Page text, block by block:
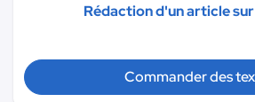
Rédaction d'un article
Commander des